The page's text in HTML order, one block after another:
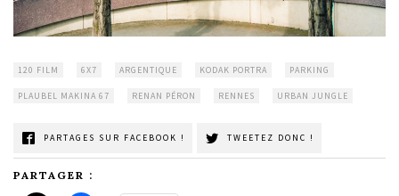
120 FILM 6X7 ARGENTIQUE KODAK PORTRA PARKING
PLAUBEL MAKINA 67 RENAN PÉRON RENNES URBAN JUNGLE
PARTAGES SUR FACEBOOK ! TWEETEZ DONC !
PARTAGER :